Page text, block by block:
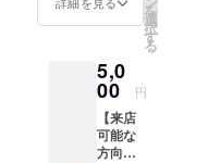
い。 引
き換え
用の際
は、
SNS割
物をお
させて
いただ
きま
す。 郵
送でお
送りし
を
選
択
す
る
5,0
00 円
【来店
可能な
方向け/